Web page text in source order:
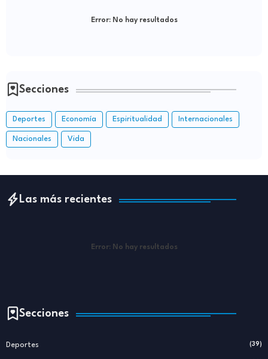
Error:No hay resultados
Secciones
Deportes Economía Espiritualidad Internacionales
Nacionales Vida
Las más recientes
Error: No hay resultados
Secciones
Deportes (39)